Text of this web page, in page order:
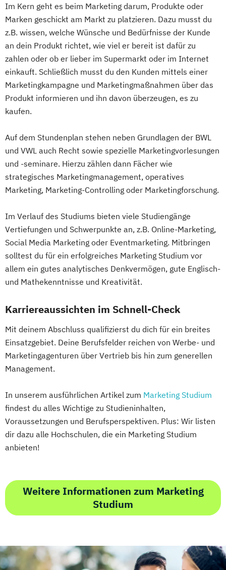
Im Kern geht es beim Marketing darum, Produkte oder
Marken geschickt am Markt zu platzieren. Dazu musst du
z.B. wissen, welche Wünsche und Bedürfnisse der Kunde
an dein Produkt richtet, wie viel er bereit ist dafür zu
zahlen oder ob er lieber im Supermarkt oder im Internet
einkauft. Schließlich musst du den Kunden mittels einer
Marketingkampagne und Marketingmaßnahmen über das
Produkt informieren und ihn davon überzeugen, es zu
kaufen.
Auf dem Stundenplan stehen neben Grundlagen der BWL
und VWL auch Recht sowie spezielle Marketingvorlesungen
und -seminare. Hierzu zählen dann Fächer wie
strategisches Marketingmanagement, operatives
Marketing, Marketing-Controlling oder Marketingforschung.
Im Verlauf des Studiums bieten viele Studiengänge
Vertiefungen und Schwerpunkte an, z.B. Online-Marketing,
Social Media Marketing oder Eventmarketing. Mitbringen
solltest du für ein erfolgreiches Marketing Studium vor
allem ein gutes analytisches Denkvermögen, gute Englisch-
und Mathekenntnisse und Kreativität.
Karriereaussichten im Schnell-Check
Mit deinem Abschluss qualifizierst du dich für ein breites
Einsatzgebiet. Deine Berufsfelder reichen von Werbe- und
Marketingagenturen über Vertrieb bis hin zum generellen
Management.
In unserem ausführlichen Artikel zum Marketing Studium
findest du alles Wichtige zu Studieninhalten,
Voraussetzungen und Berufsperspektiven. Plus: Wir listen
dir dazu alle Hochschulen, die ein Marketing Studium
anbieten!
Weitere Informationen zum Marketing
Studium